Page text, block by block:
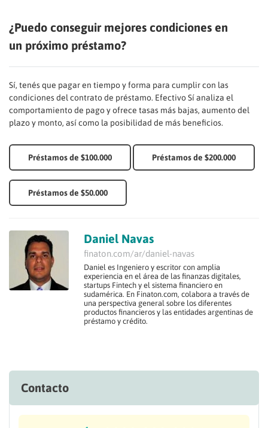
¿Puedo conseguir mejores condiciones en
un próximo préstamo?
Sí, tenés que pagar en tiempo y forma para cumplir con las
condiciones del contrato de préstamo. Efectivo Sí analiza el
comportamiento de pago y ofrece tasas más bajas, aumento del
plazo y monto, así como la posibilidad de más beneficios.
Préstamos de $100.000 Préstamos de $200.000
Préstamos de $50.000
Daniel Navas
finaton.com/ar/daniel-navas
Daniel es Ingeniero y escritor con amplia
experiencia en el área de las finanzas digitales,
startups Fintech y el sistema financiero en
sudamérica. En Finaton.com, colabora a través de
una perspectiva general sobre los diferentes
productos financieros y las entidades argentinas de
préstamo y crédito.
Contacto